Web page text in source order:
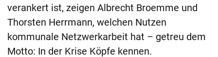
verankert ist, zeigen Albrecht Broemme und
Thorsten Herrmann, welchen Nutzen
kommunale Netzwerkarbeit hat – getreu dem
Motto: In der Krise Köpfe kennen.